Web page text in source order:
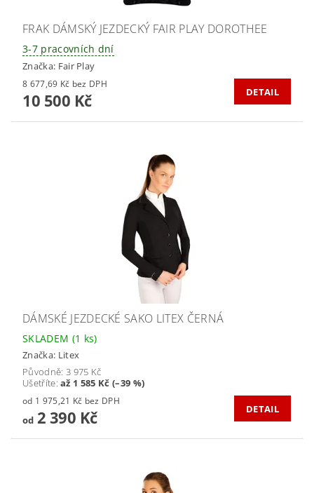
FRAK DÁMSKÝ JEZDECKÝ FAIR PLAY DOROTHEE
3-7 pracovních dní
Značka: Fair Play
8 677,69 Kč bez DPH
10 500 Kč DETAIL
DÁMSKÉ JEZDECKÉ SAKO LITEX ČERNÁ
SKLADEM (1 ks)
Značka: Litex
Původně: 3 975 Kč
Ušetříte:až 1 585 Kč (–39 %)
od 1 975,21 Kč bez DPH
od2 390 Kč DETAIL